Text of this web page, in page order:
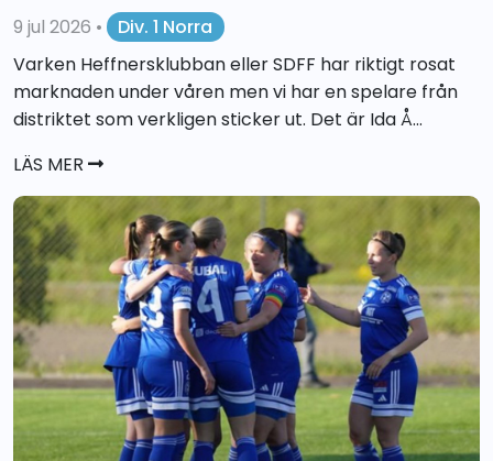
9 jul 2026 •
Div. 1 Norra
Varken Heffnersklubban eller SDFF har riktigt rosat
marknaden under våren men vi har en spelare från
distriktet som verkligen sticker ut. Det är Ida Å...
LÄS MER